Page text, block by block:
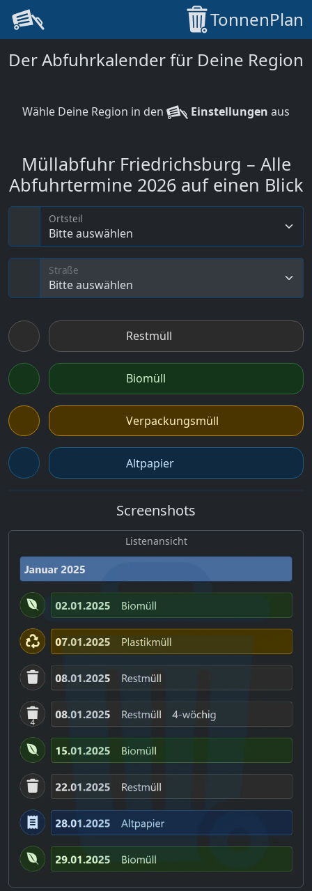
TonnenPlan
Der Abfuhrkalender für Deine Region
Wähle Deine Region in den Einstellungen aus
Müllabfuhr Friedrichsburg – Alle
Abfuhrtermine 2026 auf einen Blick
Bitte auswählen
Ortsteil
Bitte auswählen
Straße
Restmüll
Biomüll
Verpackungsmüll
Altpapier
Screenshots
Listenansicht